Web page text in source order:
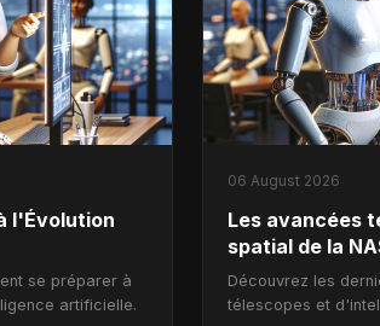
l'Évolution
se préparer à
artificielle.
06 August 2026
Les avancées
spatial de la
Découvrez les
télescopes et